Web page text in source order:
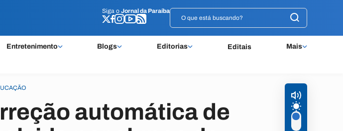
Siga o Jornal da Paraíba
Entretenimento Blogs Editorias Editais Mais
Siga o Jornal da Paraíba
automática de